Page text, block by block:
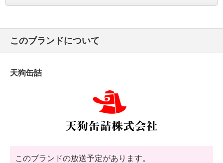
このブランドについて
天狗缶詰
このブランドの放送予定があります。